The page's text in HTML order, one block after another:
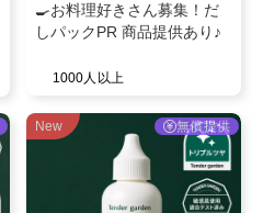
🍳お料理好きさん募集！だ
しパックPR 商品提供あり♪
1000人以上
New 無償提供